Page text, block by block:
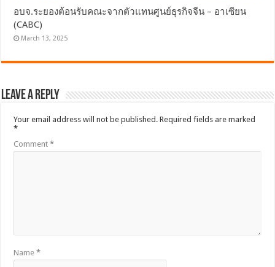
อบจ.ระยองต้อนรับคณะจากตัวแทนศูนย์ธุรกิจจีน – อาเซียน
(CABC)
March 13, 2025
Leave a Reply
Your email address will not be published. Required fields are marked
*
Comment*
Name*